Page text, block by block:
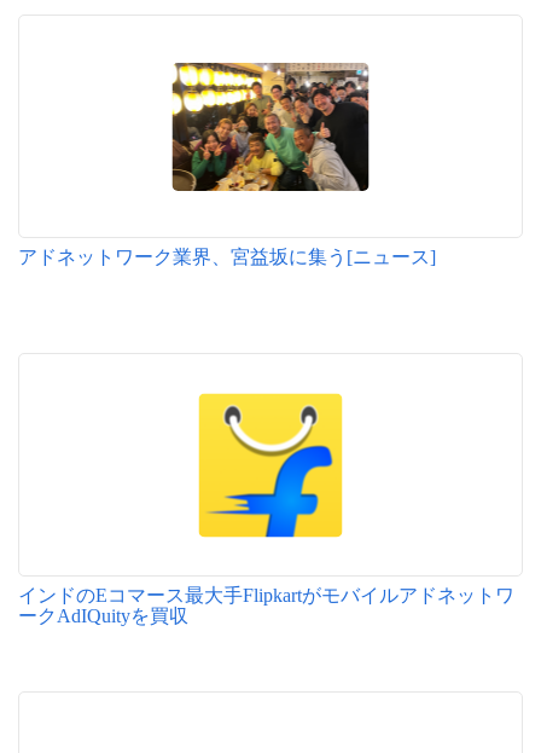
アドネットワーク業界、宮益坂に集う[ニュース]
インドのEコマース最大手Flipkartがモバイルアドネットワ
ークAdIQuityを買収